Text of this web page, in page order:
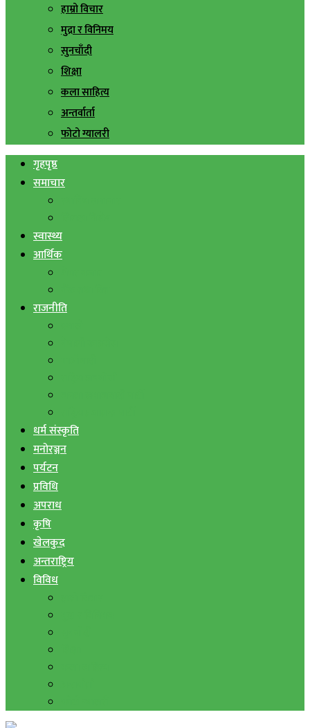
हाम्रो विचार
मुद्रा र विनिमय
सुनचाँदी
शिक्षा
कला साहित्य
अन्तर्वार्ता
फोटो ग्यालरी
गृहपृष्ठ
समाचार
स्वास्थ्य
आर्थिक
राजनीति
धर्म संस्कृति
मनोरञ्जन
पर्यटन
प्रविधि
अपराध
कृषि
खेलकुद
अन्तराष्ट्रिय
विविध